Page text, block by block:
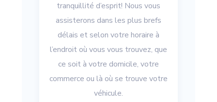
tranquillité d’esprit! Nous vous
assisterons dans les plus brefs
délais et selon votre horaire à
l’endroit où vous vous trouvez, que
ce soit à votre domicile, votre
commerce ou là où se trouve votre
véhicule.